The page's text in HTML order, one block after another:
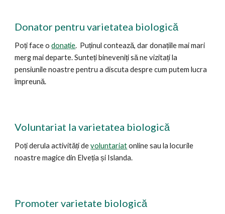
Donator pentru varietatea biologică
Poți face odonație. Puținul contează, dar donațiile mai mari
merg mai departe. Sunteți bineveniți să ne vizitați la
pensiunile noastre pentru a discuta despre cum putem lucra
împreună.
Voluntariat la varietatea biologică
Poți derula activități de voluntariatonlinesau la locurile
noastre magice din Elveția și Islanda.
Promoter varietate biologică